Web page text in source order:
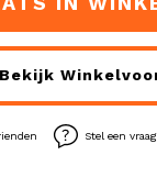
Bekijk
Stel een vraag